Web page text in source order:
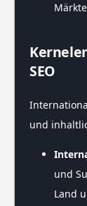
SEO
und
und
Land